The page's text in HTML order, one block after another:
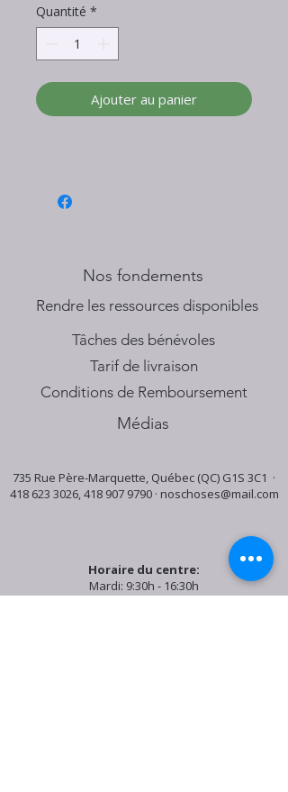
Quantité *
Ajouter au panier
Nos fondements
​Rendre les ressources disponibles
Tâches des bénévoles
Tarif de livraison
Conditions de Remboursement
Médias
735 Rue Père-Marquette, Québec (QC) G1S 3C1 ·
418 623 3026,418 907 9790· noschoses@mail.com
Horaire du centre:
Mardi: 9:30h - 16:30h